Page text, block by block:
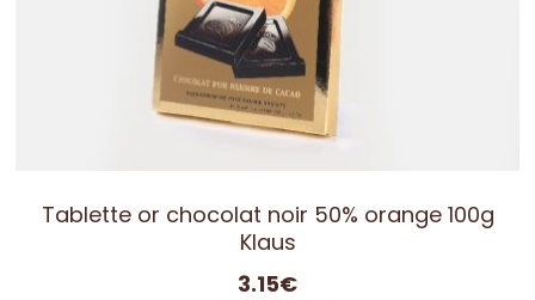
Tablette or chocolat noir 50% orange 100g
Klaus
3.15€